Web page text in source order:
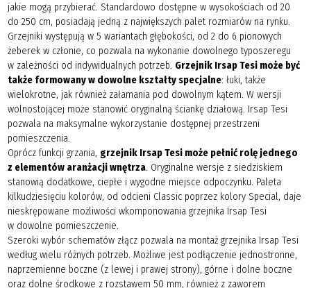
jakie mogą przybierać. Standardowo dostępne w wysokościach od 20
do 250 cm, posiadają jedną z największych palet rozmiarów na rynku.
Grzejniki występują w 5 wariantach głębokości, od 2 do 6 pionowych
żeberek w członie, co pozwala na wykonanie dowolnego typoszeregu
w zależności od indywidualnych potrzeb. Grzejnik Irsap Tesi może być
także formowany w dowolne kształty specjalne: łuki, także
wielokrotne, jak również załamania pod dowolnym kątem. W wersji
wolnostojącej może stanowić oryginalną ściankę działową. Irsap Tesi
pozwala na maksymalne wykorzystanie dostępnej przestrzeni
pomieszczenia.
Oprócz funkcji grzania, grzejnik Irsap Tesi może pełnić rolę jednego
z elementów aranżacji wnętrza. Oryginalne wersje z siedziskiem
stanowią dodatkowe, ciepłe i wygodne miejsce odpoczynku. Paleta
kilkudziesięciu kolorów, od odcieni Classic poprzez kolory Special, daje
nieskrępowane możliwości wkomponowania grzejnika Irsap Tesi
w dowolne pomieszczenie.
Szeroki wybór schematów złącz pozwala na montaż grzejnika Irsap Tesi
według wielu różnych potrzeb. Możliwe jest podłączenie jednostronne,
naprzemienne boczne (z lewej i prawej strony), górne i dolne boczne
oraz dolne środkowe z rozstawem 50 mm, również z zaworem